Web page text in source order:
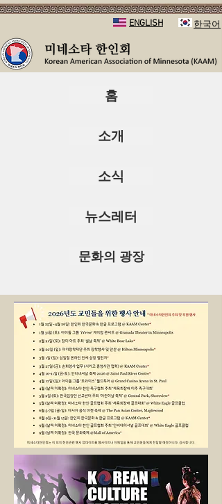
​한국어
ENGLISH
홈
소개
소식
뉴스레터
문화의 광장